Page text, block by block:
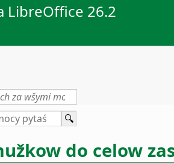
LibreOffice 26.2
do celow